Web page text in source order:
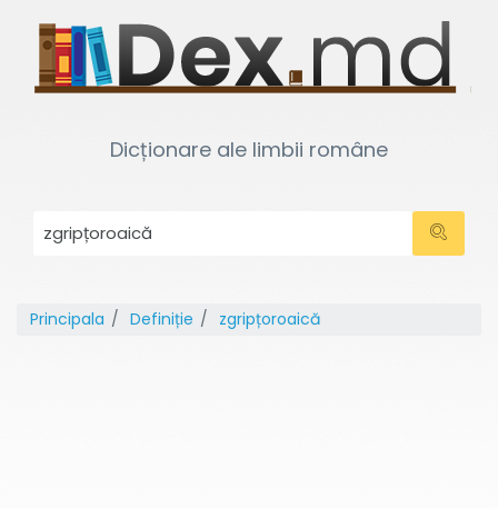
Dicționare ale limbii române
Principala Definiție zgripțoroaică